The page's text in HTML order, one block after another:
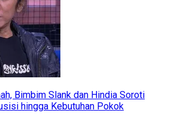
Bimbim Slank dan Hindia Soroti
hingga Kebutuhan Pokok